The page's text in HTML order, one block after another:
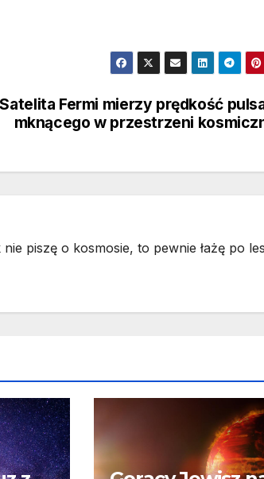
Satelita Fermi mierzy prędkość
mknącego w przestrzeni
piszę o kosmosie, to pewnie łażę po